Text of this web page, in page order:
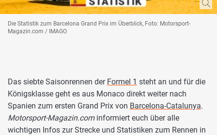
Die Statistik zum Barcelona Grand Prix im Überblick, Foto: Motorsport-
Magazin.com / IMAGO
Das siebte Saisonrennen der Formel 1 steht an und für die
Königsklasse geht es aus Monaco direkt weiter nach
Spanien zum ersten Grand Prix von Barcelona-Catalunya.
Motorsport-Magazin.com informiert euch über alle
wichtigen Infos zur Strecke und Statistiken zum Rennen in